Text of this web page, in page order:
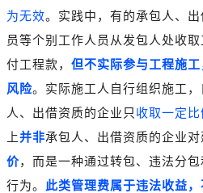
为无效。实践中，有的承包人、
员等个别工作人员从发包人处收
付工程款， 但不实际参与工程施
风险。实际施工人自行组织施工
人、出借资质的企业只 收取一定
上并非承包人、出借资质的企业
价，而是一种通过转包、违法分
行为。 此类管理费属于违法收益